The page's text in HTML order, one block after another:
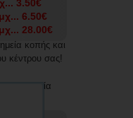
κοπής και
κέντρου σας!
επωνυμία
3.50€
6.50€
28.00€